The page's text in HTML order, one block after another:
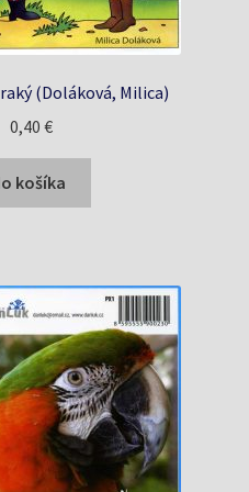
(Doláková, Milica)
Pôvodná
€.
0,40€Aktuálna
cena
je:
0,40 €.
košíka